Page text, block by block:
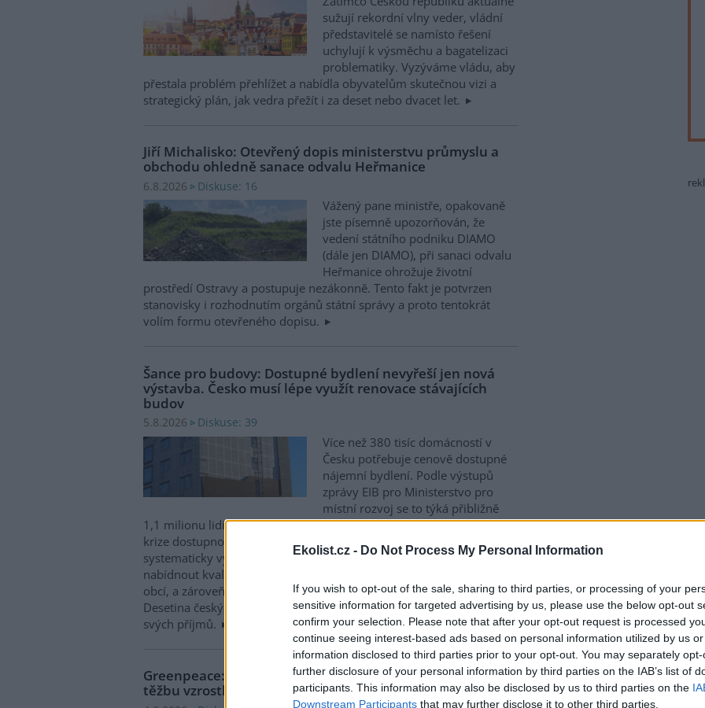
Ekolist.cz - Do Not Process My Personal Information
If you wish to opt-out of the sale, sharing to third parties, or processing of your
sensitive information for targeted advertising by us, please use the below opt-out
confirm your selection. Please note that after your opt-out request is processed
continue seeing interest-based ads based on personal information utilized by us
information disclosed to third parties prior to your opt-out. You may separately
further disclosure of your personal information by third parties on the IAB’s list of
participants. This information may also be disclosed by us to third parties on the
Downstream Participants that may further disclose it to other third parties.
sužují rekordní vlny veder, vládní
představitelé se namísto řešení
uchylují k výsměchu a bagatelizaci
problematiky. Vyzýváme vládu, aby
přestala problém přehlížet a nabídla obyvatelům skutečnou vizi a
strategický plán, jak vedra přežít i za deset nebo dvacet let.
Jiří Michalisko: Otevřený dopis ministerstvu průmyslu a
obchodu ohledně sanace odvalu Heřmanice
6.8.2026 Diskuse: 16
Vážený pane ministře, opakovaně
jste písemně upozorňován, že
vedení státního podniku DIAMO
(dále jen DIAMO), při sanaci odvalu
Heřmanice ohrožuje životní
prostředí Ostravy a postupuje nezákonně. Tento fakt je potvrzen
stanovisky i rozhodnutím orgánů státní správy a proto tentokrát
volím formu otevřeného dopisu.
Šance pro budovy: Dostupné bydlení nevyřeší jen nová
výstavba. Česko musí lépe využít renovace stávajících
budov
5.8.2026 Diskuse: 39
Více než 380 tisíc domácností v
Česku potřebuje cenově dostupné
nájemní bydlení. Podle výstupů
zprávy EIB pro Ministerstvo pro
místní rozvoj se to týká přibližně
1,1 milionu lidí, tedy zhruba 40 % osob žijících v nájmu. K řešení
krize dostupnosti bydlení je kromě nové výstavby nutné
systematicky využívat také renovace stávajících budov. Ty mohou
nabídnout kvalitní bydlení, například díky využití objektů v centrech
obcí, a zároveň snižovat jeho dlouhodobé provozní náklady.
Desetina českých domácností totiž vydává na bydlení více než 40 %
svých příjmů.
Greenpeace: Podpora moratoria na hlubokomořskou
těžbu vzrostla na 46 států. ČR mezi nimi zatím chybí